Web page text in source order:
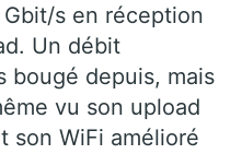
s en réception
Un débit
bougé depuis, mais
vu son upload
son WiFi amélioré